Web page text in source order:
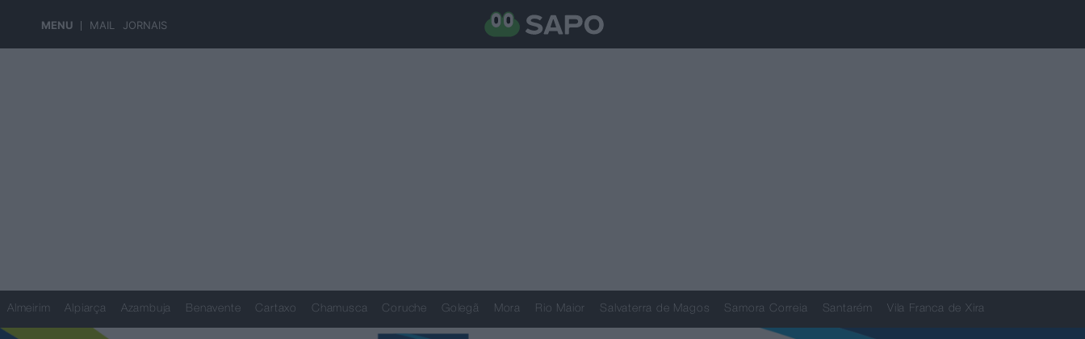
MENU MAIL JORNAIS
Almeirim Alpiarça Azambuja Benavente Cartaxo Chamusca Coruche Golegã Mora Rio Maior Salvaterra de Magos Samora Correia Santarém Vila Franca de Xira